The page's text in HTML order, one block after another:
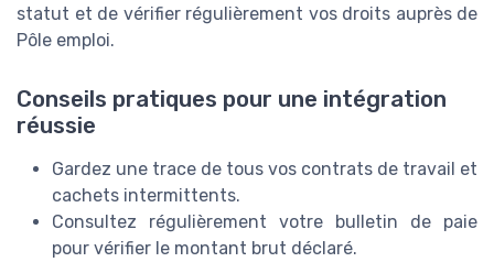
statut et de vérifier régulièrement vos droits auprès de
Pôle emploi.
Conseils pratiques pour une intégration
réussie
Gardez une trace de tous vos contrats de travail et
cachets intermittents.
Consultez régulièrement votre bulletin de paie
pour vérifier le montant brut déclaré.